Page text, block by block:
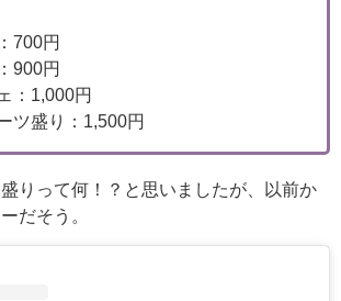
700円
900円
：1,000円
ツ盛り：1,500円
りって何！？と思いましたが、以前か
だそう。